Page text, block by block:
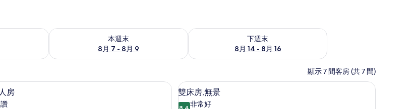
應情況
本週末
8月 7 - 8月 9
查看本週末 (8月 7 - 8月 9) 的供應情況
下週末
8月 14 - 8月 16
查看下週末 (8月 14 - 8月 16) 的供應情況
顯示 7 間客房 (共 7 間)
單 客房內保險箱、遮光布/窗簾、免費無線上網、床單
房
顯
示
雙床房,無景 | 客房內保險箱、遮光布/窗簾、
8
雙床房,無景
非常好